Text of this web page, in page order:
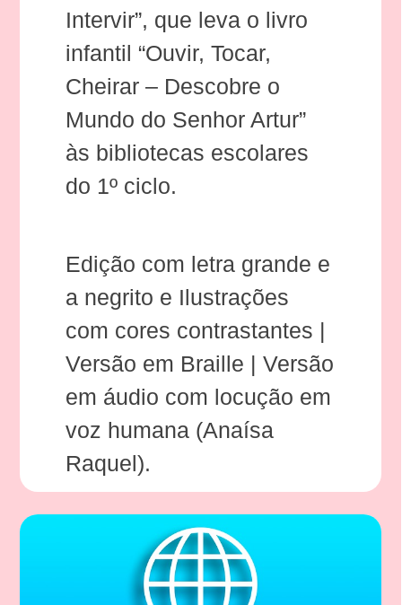
Intervir”, que leva o livro
infantil “Ouvir, Tocar,
Cheirar – Descobre o
Mundo do Senhor Artur”
às bibliotecas escolares
do 1º ciclo.
Edição com letra grande e
a negrito e Ilustrações
com cores contrastantes |
Versão em Braille | Versão
em áudio com locução em
voz humana (Anaísa
Raquel).